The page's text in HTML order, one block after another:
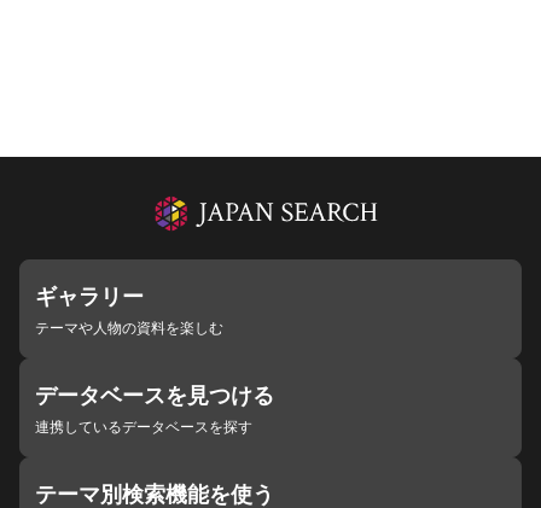
ギャラリー
テーマや人物の資料を楽しむ
データベースを見つける
連携しているデータベースを探す
テーマ別検索機能を使う